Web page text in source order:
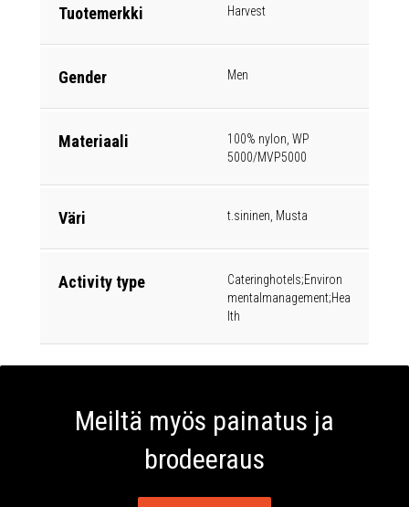
Tuotemerkki Harvest
Gender Men
Materiaali
100% nylon, WP
5000/MVP5000
Väri t.sininen, Musta
Activity type
Cateringhotels;Environ
mentalmanagement;Hea
lth
Meiltä myös painatus ja
brodeeraus